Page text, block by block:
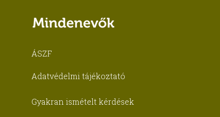
ÁSZF
Adatvédelmi tájékoztató
Gyakran ismételt kérdések